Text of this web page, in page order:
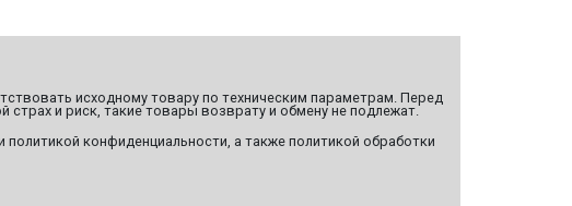
исходному товару по техническим параметрам. Перед
и риск, такие товары возврату и обмену не подлежат.
конфиденциальности, а также политикой обработки